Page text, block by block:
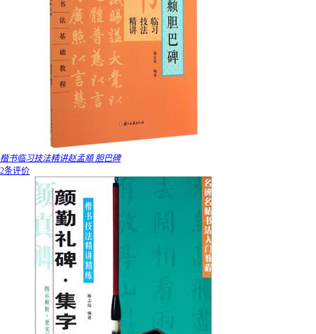
楷书临习技法精讲赵孟頫 胆巴碑
2条评价